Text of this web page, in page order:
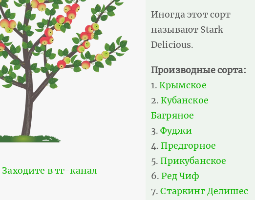
Заходите в тг-канал
Иногда этот сорт
называют Stark
Delicious.
Производные сорта:
Крымское
Кубанское
Багряное
Фуджи
Предгорное
Прикубанское
Ред Чиф
Старкинг Делишес